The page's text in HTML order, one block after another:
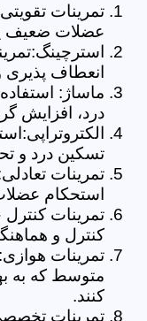
تمرینات
عضلات ضعیف
انعطاف
ماساژ:
درد، افزایش
تسکین درد و
تمرینات
استحکام
تمرینات
کنترل و
تمرینات
متوسط که به
کنند.
تمرینات